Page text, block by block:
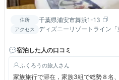
住所 千葉県浦安市舞浜1-13
アクセス
ディズニーリゾートライン
宿泊した人の口コミ
ふくろうの旅人
家族旅行で滞在，家族3組で総勢８名